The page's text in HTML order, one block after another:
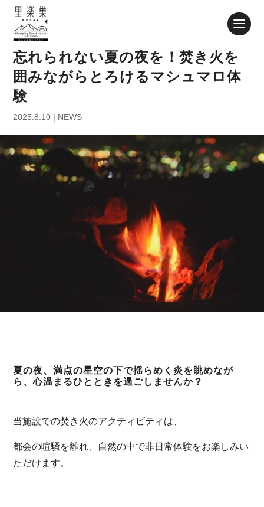
忘れられない夏の夜を！焚き火を
囲みながらとろけるマシュマロ体
験
2025.8.10 | NEWS
夏の夜、満点の星空の下で揺らめく炎を眺めなが
ら、心温まるひとときを過ごしませんか？
当施設での焚き火のアクティビティは、
都会の喧騒を離れ、自然の中で非日常体験をお楽しみい
ただけます。